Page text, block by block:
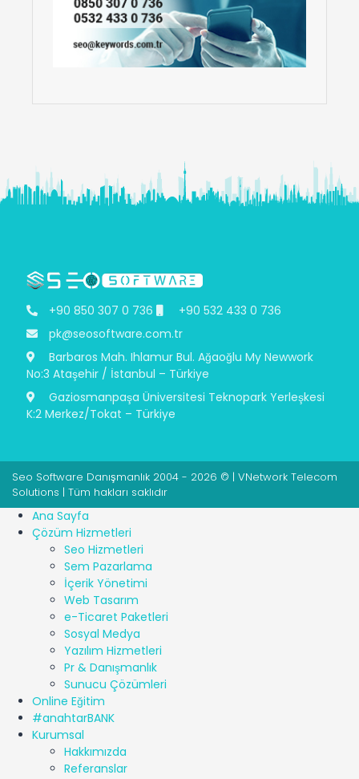
+90 850 307 0 736
+90 532 433 0 736
pk@seosoftware.com.tr
Barbaros Mah. Ihlamur Bul. Ağaoğlu My Newwork
No:3 Ataşehir / İstanbul – Türkiye
Gaziosmanpaşa Üniversitesi Teknopark Yerleşkesi
K:2 Merkez/Tokat – Türkiye
Seo Software Danışmanlık 2004 - 2026 © | VNetwork Telecom
Solutions | Tüm hakları saklıdır
Ana Sayfa
Çözüm Hizmetleri
Seo Hizmetleri
Sem Pazarlama
İçerik Yönetimi
Web Tasarım
e-Ticaret Paketleri
Sosyal Medya
Yazılım Hizmetleri
Pr & Danışmanlık
Sunucu Çözümleri
Online Eğitim
#anahtarBANK
Kurumsal
Hakkımızda
Referanslar